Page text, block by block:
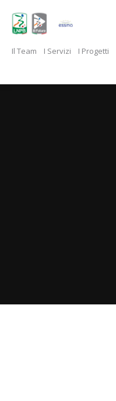
Il Team I Servizi I Progetti